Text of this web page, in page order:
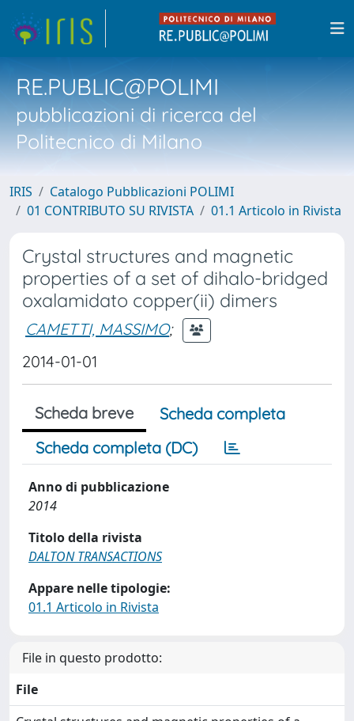
RE.PUBLIC@POLIMI
pubblicazioni di ricerca del
Politecnico di Milano
IRIS
Catalogo Pubblicazioni POLIMI
01 CONTRIBUTO SU RIVISTA
01.1 Articolo in Rivista
Crystal structures and magnetic
properties of a set of dihalo-bridged
oxalamidato copper(ii) dimers
CAMETTI, MASSIMO;
2014-01-01
Scheda breve
Scheda completa
Scheda completa (DC)
Anno di pubblicazione
2014
Titolo della rivista
DALTON TRANSACTIONS
Appare nelle tipologie:
01.1 Articolo in Rivista
File in questo prodotto:
File